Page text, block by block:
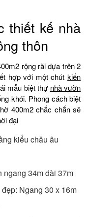
thiết kế nhà
thôn
rộng rãi dựa trên 2
hợp với một chút kiến
mẫu biệt thự nhà vườn
khói. Phong cách biệt
400m2 chắc chắn sẽ
đại
kiểu châu âu
ngang 34m dài 37m
Ngang 30 x 16m